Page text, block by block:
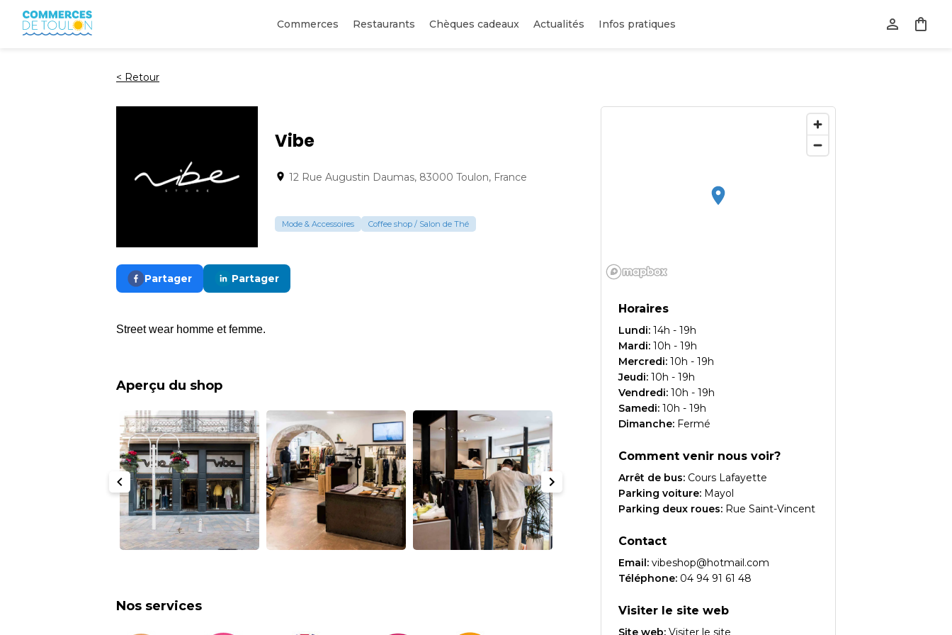
Commerces Restaurants Chèques cadeaux Actualités Infos pratiques
< Retour
Vibe
12 Rue Augustin Daumas, 83000 Toulon, France
Mode & Accessoires Coffee shop / Salon de Thé
Partager Partager
Street wear homme et femme.
Aperçu du shop
Nos services
Horaires
Lundi: 14h - 19h
Mardi: 10h - 19h
Mercredi: 10h - 19h
Jeudi: 10h - 19h
Vendredi: 10h - 19h
Samedi: 10h - 19h
Dimanche: Fermé
Comment venir nous voir?
Arrêt de bus: Cours Lafayette
Parking voiture: Mayol
Parking deux roues: Rue Saint-Vincent
Contact
Email: vibeshop@hotmail.com
Téléphone: 04 94 91 61 48
Visiter le site web
Site web: Visiter le site